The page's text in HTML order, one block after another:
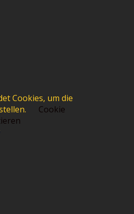
Cookies, um die
Cookie